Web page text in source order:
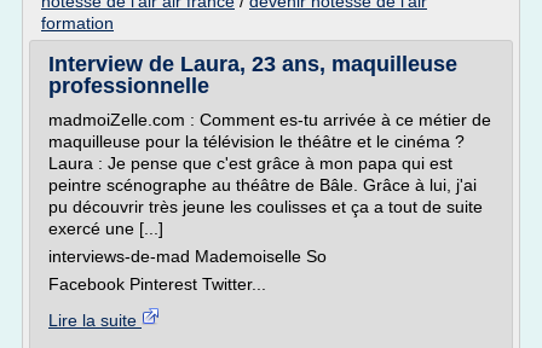
formation
Interview de Laura, 23 ans, maquilleuse
professionnelle
madmoiZelle.com : Comment es-tu arrivée à ce métier de
maquilleuse pour la télévision le théâtre et le cinéma ?
Laura : Je pense que c'est grâce à mon papa qui est
peintre scénographe au théâtre de Bâle. Grâce à lui, j'ai
pu découvrir très jeune les coulisses et ça a tout de suite
exercé une [...]
interviews-de-mad Mademoiselle So
Facebook Pinterest Twitter...
Lire la suite